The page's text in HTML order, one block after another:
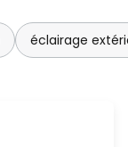
éclairage